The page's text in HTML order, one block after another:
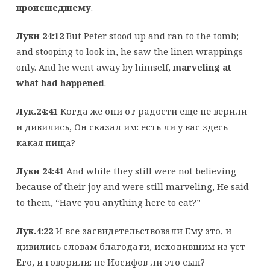
происшедшему.
Луки 24:12But Peter stood up and ran to the tomb;
and stooping to look in, he saw the linen wrappings
only. And he went away by himself, marveling at
what had happened.
Лук.24:41 Когда же они от радости еще не верили
и дивились, Он сказал им: есть ли у вас здесь
какая пища?
Луки 24:41 And while they still were not believing
because of their joy and were still marveling, He said
to them, “Have you anything here to eat?”
Лук.4:22И все засвидетельствовали Ему это, и
дивились словам благодати, исходившим из уст
Его, и говорили: не Иосифов ли это сын?